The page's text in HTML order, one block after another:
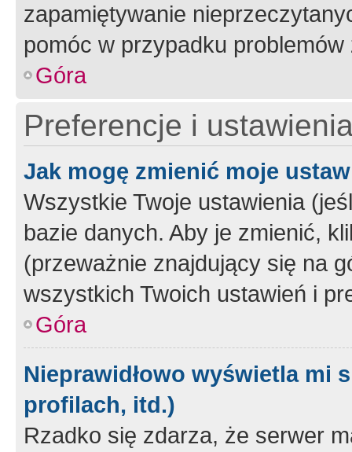
zapamiętywanie
pomóc w przypadku
Góra
Preferencje i
Jak mogę zmienić moje
Wszystkie Twoje ustawienia
bazie danych. Aby je zmienić,
(przeważnie znajdujący się na
wszystkich Twoich ustawień i
Góra
Nieprawidłowo wyświetla mi
profilach, itd.)
Rzadko się zdarza, że serwer